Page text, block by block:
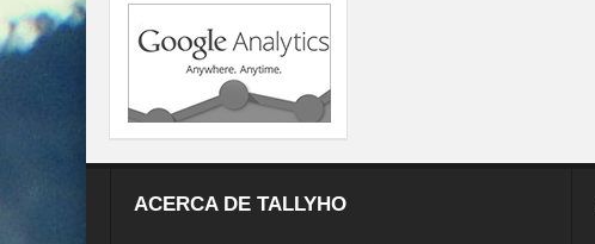
ACERCA DE TALLYHO